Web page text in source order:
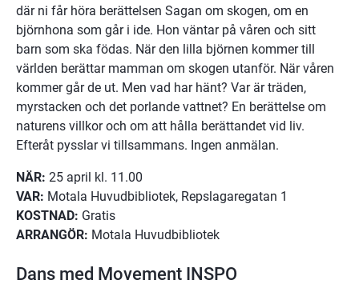
där ni får höra berättelsen Sagan om skogen, om en
björnhona som går i ide. Hon väntar på våren och sitt
barn som ska födas. När den lilla björnen kommer till
världen berättar mamman om skogen utanför. När våren
kommer går de ut. Men vad har hänt? Var är träden,
myrstacken och det porlande vattnet? En berättelse om
naturens villkor och om att hålla berättandet vid liv.
Efteråt pysslar vi tillsammans. Ingen anmälan.
NÄR: 25 april kl. 11.00
VAR: Motala Huvudbibliotek, Repslagaregatan 1
KOSTNAD: Gratis
ARRANGÖR: Motala Huvudbibliotek
Dans med Movement INSPO